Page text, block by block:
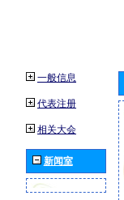
一般信息
代表注册
相关大会
新闻室